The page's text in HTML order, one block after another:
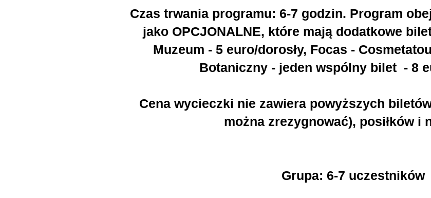
Czas trwania programu: 6-7 godzin. Program
jako OPCJONALNE, które mają dodatkowe
Muzeum - 5 euro/dorosły, Focas -
Botaniczny - jeden wspólny bilet - 8
Cena wycieczki nie zawiera powyższych
można zrezygnować), posiłków i
Grupa: 6-7 uczestników